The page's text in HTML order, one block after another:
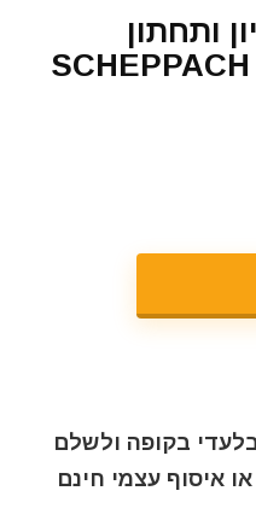
ותחתון
בקופה ולשלם
באתר בלבד משלוח 100₪ או איסוף עצמי חינם